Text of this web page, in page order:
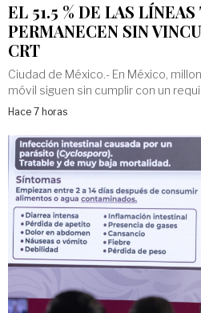
EL 51.5 % DE LAS
PERMANECEN SIN
CRT
Ciudad de México.- En México,
móvil siguen sin cumplir con un
Hace 7 horas